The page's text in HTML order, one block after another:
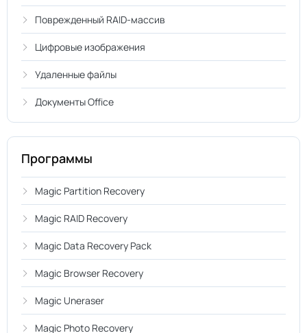
Поврежденный RAID-массив
Цифровые изображения
Удаленные файлы
Документы Office
Программы
Magic Partition Recovery
Magic RAID Recovery
Magic Data Recovery Pack
Magic Browser Recovery
Magic Uneraser
Magic Photo Recovery